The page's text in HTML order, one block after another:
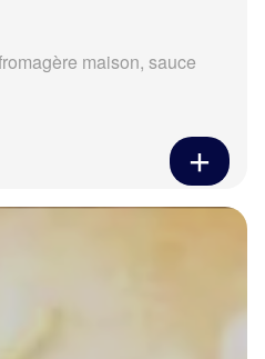
maison, sauce